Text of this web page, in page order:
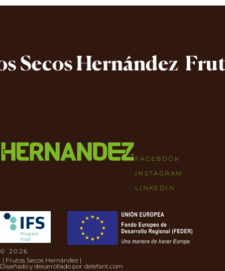
Hernández Frutos
FACEBOOK
INSTAGRAM
LINKEDIN
© 2026
| Frutos Secos Hernández |
Diseñado y desarrollado por delefant.com